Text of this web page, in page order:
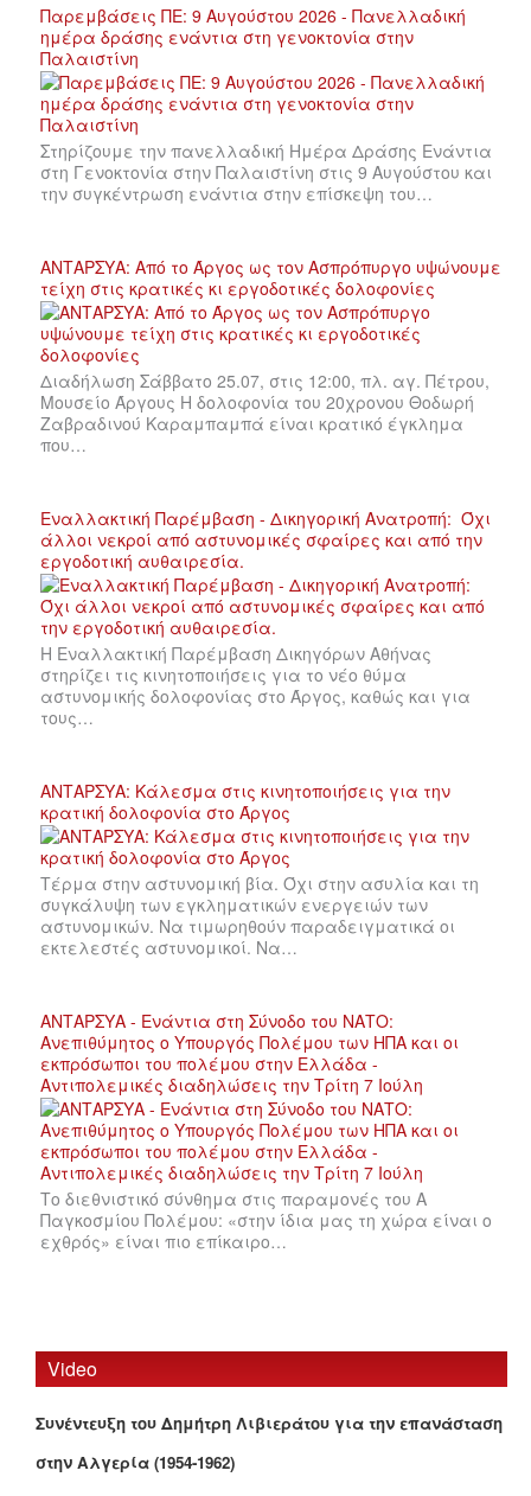
Παρεμβάσεις ΠΕ: 9 Αυγούστου 2026 - Πανελλαδική
ημέρα δράσης ενάντια στη γενοκτονία στην
Παλαιστίνη
Στηρίζουμε την πανελλαδική Ημέρα Δράσης Ενάντια
στη Γενοκτονία στην Παλαιστίνη στις 9 Αυγούστου και
την συγκέντρωση ενάντια στην επίσκεψη του…
ΑΝΤΑΡΣΥΑ: Από το Άργος ως τον Ασπρόπυργο υψώνουμε
τείχη στις κρατικές κι εργοδοτικές δολοφονίες
Διαδήλωση Σάββατο 25.07, στις 12:00, πλ. αγ. Πέτρου,
Μουσείο Άργους Η δολοφονία του 20χρονου Θοδωρή
Ζαβραδινού Καραμπαμπά είναι κρατικό έγκλημα
που…
Εναλλακτική Παρέμβαση - Δικηγορική Ανατροπή: Όχι
άλλοι νεκροί από αστυνομικές σφαίρες και από την
εργοδοτική αυθαιρεσία.
Η Εναλλακτική Παρέμβαση Δικηγόρων Αθήνας
στηρίζει τις κινητοποιήσεις για το νέο θύμα
αστυνομικής δολοφονίας στο Άργος, καθώς και για
τους…
ΑΝΤΑΡΣΥΑ: Κάλεσμα στις κινητοποιήσεις για την
κρατική δολοφονία στο Άργος
Τέρμα στην αστυνομική βία. Όχι στην ασυλία και τη
συγκάλυψη των εγκληματικών ενεργειών των
αστυνομικών. Να τιμωρηθούν παραδειγματικά οι
εκτελεστές αστυνομικοί. Να…
ΑΝΤΑΡΣΥΑ - Ενάντια στη Σύνοδο του ΝΑΤΟ:
Ανεπιθύμητος ο Υπουργός Πολέμου των ΗΠΑ και οι
εκπρόσωποι του πολέμου στην Ελλάδα -
Αντιπολεμικές διαδηλώσεις την Τρίτη 7 Ιούλη
Το διεθνιστικό σύνθημα στις παραμονές του Α
Παγκοσμίου Πολέμου: «στην ίδια μας τη χώρα είναι ο
εχθρός» είναι πιο επίκαιρο…
Video
Συνέντευξη του Δημήτρη Λιβιεράτου για την επανάσταση
στην Αλγερία (1954-1962)